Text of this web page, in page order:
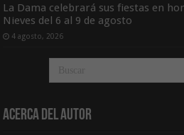
La Dama celebrará sus fiestas en
Nieves del 6 al 9 de agosto
4 agosto, 2026
Acerca del Autor